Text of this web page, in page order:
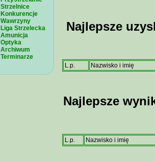
Strzelnice
Konkurencje
Wawrzyny
Liga Strzelecka
Amunicja
Optyka
Archiwum
Terminarze
Najlepsze
L.p. Nazwisko i imię
Najlepsze
L.p. Nazwisko i imię